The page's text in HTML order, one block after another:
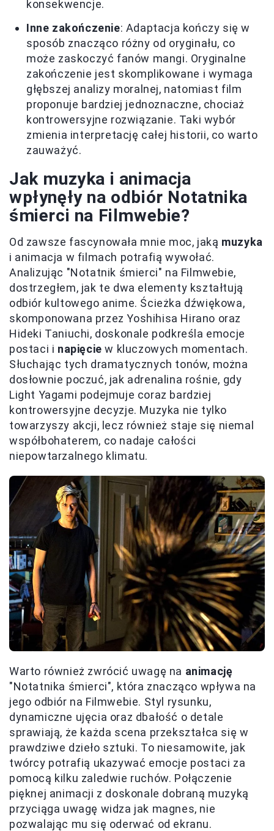
konsekwencje.
Inne zakończenie: Adaptacja kończy się w
sposób znacząco różny od oryginału, co
może zaskoczyć fanów mangi. Oryginalne
zakończenie jest skomplikowane i wymaga
głębszej analizy moralnej, natomiast film
proponuje bardziej jednoznaczne, chociaż
kontrowersyjne rozwiązanie. Taki wybór
zmienia interpretację całej historii, co warto
zauważyć.
Jak muzyka i animacja
wpłynęły na odbiór Notatnika
śmierci na Filmwebie?
Od zawsze fascynowała mnie moc, jaką muzyka
i animacja w filmach potrafią wywołać.
Analizując "Notatnik śmierci" na Filmwebie,
dostrzegłem, jak te dwa elementy kształtują
odbiór kultowego anime. Ścieżka dźwiękowa,
skomponowana przez Yoshihisa Hirano oraz
Hideki Taniuchi, doskonale podkreśla emocje
postaci i napięcie w kluczowych momentach.
Słuchając tych dramatycznych tonów, można
dosłownie poczuć, jak adrenalina rośnie, gdy
Light Yagami podejmuje coraz bardziej
kontrowersyjne decyzje. Muzyka nie tylko
towarzyszy akcji, lecz również staje się niemal
współbohaterem, co nadaje całości
niepowtarzalnego klimatu.
Warto również zwrócić uwagę na animację
"Notatnika śmierci", która znacząco wpływa na
jego odbiór na Filmwebie. Styl rysunku,
dynamiczne ujęcia oraz dbałość o detale
sprawiają, że każda scena przekształca się w
prawdziwe dzieło sztuki. To niesamowite, jak
twórcy potrafią ukazywać emocje postaci za
pomocą kilku zaledwie ruchów. Połączenie
pięknej animacji z doskonale dobraną muzyką
przyciąga uwagę widza jak magnes, nie
pozwalając mu się oderwać od ekranu.